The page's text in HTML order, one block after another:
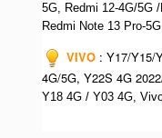
5G, Redmi 12-4G/5G
Redmi Note 13 Pro-
VIVO : Y17/Y15/
4G/5G, Y22S 4G
Y18 4G / Y03 4G, Vi